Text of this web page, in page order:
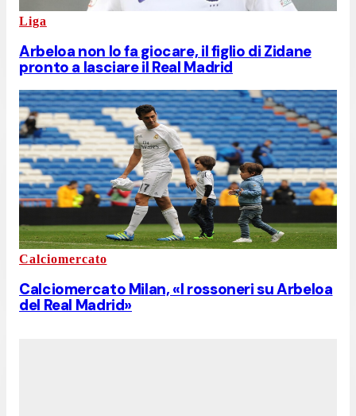
Liga
Arbeloa non lo fa giocare, il figlio di Zidane
pronto a lasciare il Real Madrid
Calciomercato
Calciomercato Milan, «I rossoneri su Arbeloa
del Real Madrid»